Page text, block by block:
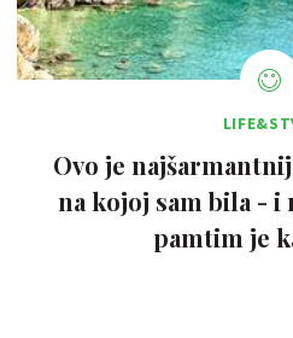
Ovo je
na kojoj sam bila -
pamtim je